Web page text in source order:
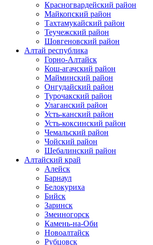
Красногвардейский район
Майкопский район
Тахтамукайский район
Теучежский район
Шовгеновский район
Алтай республика
Горно-Алтайск
Кош-агачский район
Майминский район
Онгудайский район
Турочакский район
Улаганский район
Усть-канский район
Усть-коксинский район
Чемальский район
Чойский район
Шебалинский район
Алтайский край
Алейск
Барнаул
Белокуриха
Бийск
Заринск
Змеиногорск
Камень-на-Оби
Новоалтайск
Рубцовск